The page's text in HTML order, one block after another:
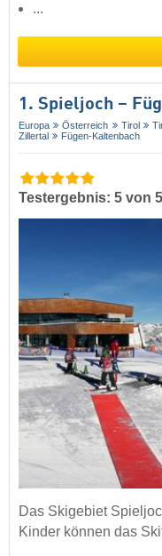
...
1. Spieljoch –
Europa Österreich Tirol
Zillertal
Fügen-Kaltenbach
Testergebnis: 5 von
Das Skigebiet
Kinder können das